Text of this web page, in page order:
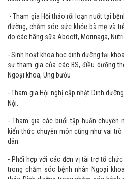
- Tham gia Hội nghị dinh dưỡng do
nuôi dưỡng đường Tĩnh mạch & tiêu
- Tham gia Hội thảo rối loạn nuốt tại
đường, chăm sóc sức khỏe bà mẹ và
do các hãng sữa Aboott, Morinaga,
- Sinh hoạt khoa học dinh dưỡng tại
sự tham gia của các BS, điều dưỡng
Ngoại khoa, Ung bướu
- Tham gia Hội nghị cập nhật Dinh
Nội.
- Tham gia các buổi tập huấn chuyên
kiến thức chuyên môn cũng như vai
dân.